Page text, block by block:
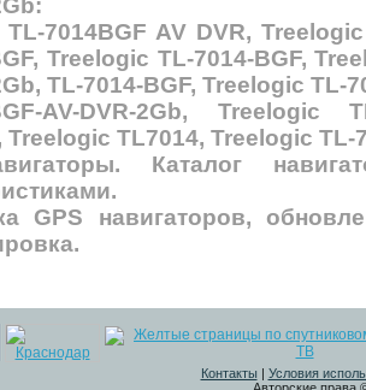
7014BGF AV DVR,
Treelogic TL-7014-BGF,
TL-7014-BGF, Treelogic TL-
AV-DVR-2Gb, Treelogic
Treelogic TL7014, Treelogic TL-
Каталог
GPS навигаторов,
Контакты | Условия